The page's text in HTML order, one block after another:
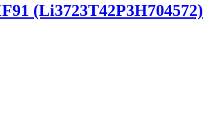
(Li3723T42P3H704572)